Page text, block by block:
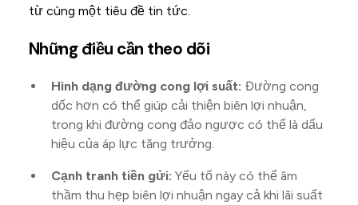
từ cùng một tiêu đề tin tức.
Những điều cần theo dõi
Hình dạng đường cong lợi suất: Đường cong
dốc hơn có thể giúp cải thiện biên lợi nhuận,
trong khi đường cong đảo ngược có thể là dấu
hiệu của áp lực tăng trưởng.
Cạnh tranh tiền gửi: Yếu tố này có thể âm
thầm thu hẹp biên lợi nhuận ngay cả khi lãi suất